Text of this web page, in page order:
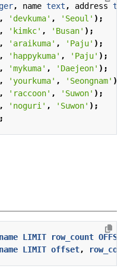
, name text , address
, 'devkuma' , 'Seoul' );
, 'kimkc' , 'Busan' );
, 'araikuma' , 'Paju' );
, 'happykuma' , 'Paju' );
, 'mykuma' , 'Daejeon' );
, 'yourkuma' , 'Seongnam' );
, 'raccoon' , 'Suwon' );
, 'noguri' , 'Suwon' );
;
LIMIT row_count
LIMIT offset,